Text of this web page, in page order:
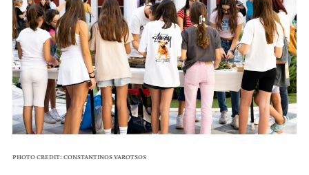
PHOTO CREDIT: CONSTANTINOS VAROTSOS